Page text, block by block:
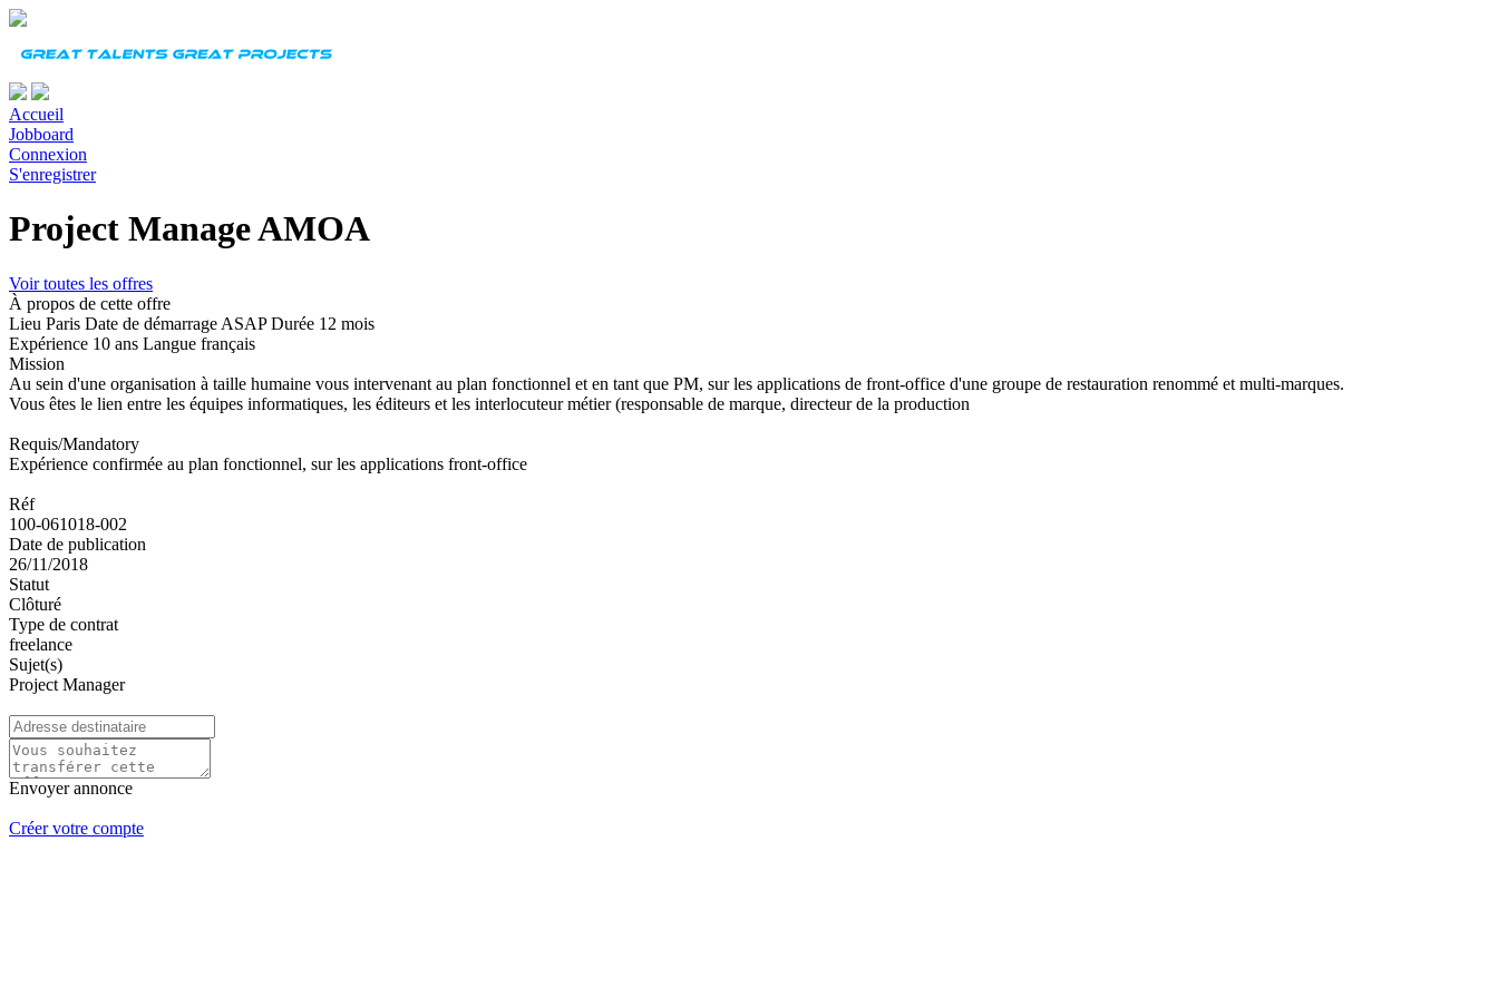
Accueil
Jobboard
Connexion
S'enregistrer
Project Manage AMOA
Voir toutes les offres
À propos de cette offre
Lieu Paris Date de démarrage ASAPDurée 12 mois
Expérience 10 ans Langue français
Mission
Au sein d'une organisation à taille humaine vous intervenant au plan fonctionnel et en tant que PM, sur les applications de front-office d'une groupe de restauration renommé et multi-marques.
Vous êtes le lien entre les équipes informatiques, les éditeurs et les interlocuteur métier (responsable de marque, directeur de la production
Requis/Mandatory
Expérience confirmée au plan fonctionnel, sur les applications front-office
Réf
100-061018-002
Date de publication
26/11/2018
Statut
Clôturé
Type de contrat
freelance
Sujet(s)
Project Manager
Envoyer annonce
Créer votre compte